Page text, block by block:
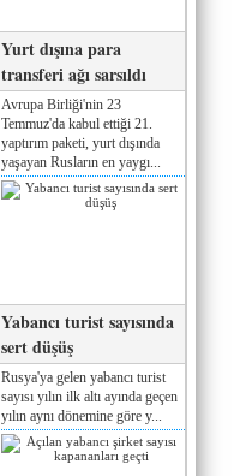
Yurt dışına para
transferi ağı sarsıldı
Avrupa Birliği'nin 23
Temmuz'da kabul ettiği 21.
yaptırım paketi, yurt dışında
yaşayan Rusların en yaygı...
Yabancı turist sayısında
sert düşüş
Rusya'ya gelen yabancı turist
sayısı yılın ilk altı ayında geçen
yılın aynı dönemine göre y...